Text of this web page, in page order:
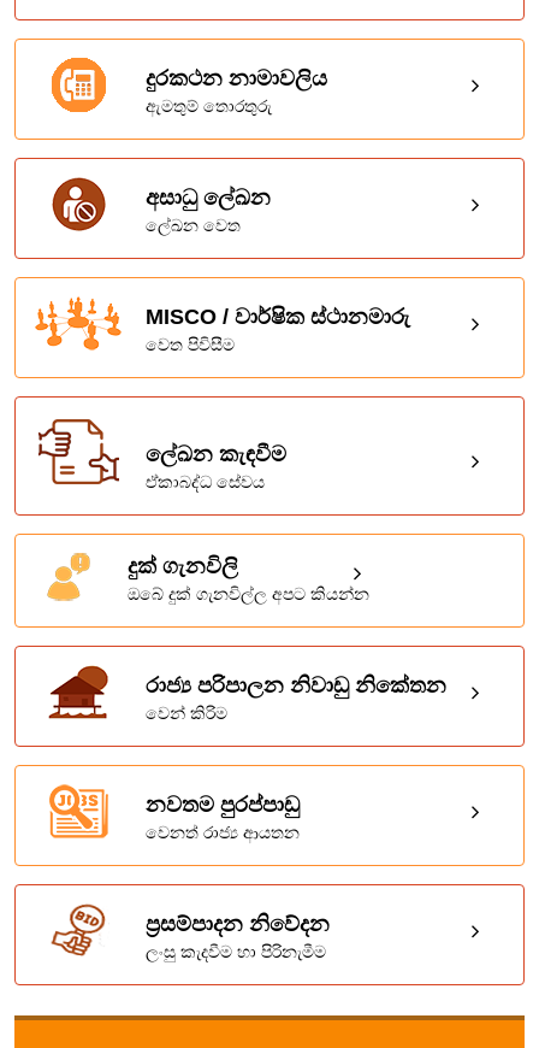
දුරකථන නාමාවලිය
ඇමතුම් තොරතුරු
අසාධු ලේඛන
ලේඛන වෙත
MISCO / වාර්ෂික ස්ථානමාරු
වෙත පිවිසීම
ලේඛන කැඳවීම
ඒකාබද්ධ සේවය
දුක් ගැනවිලි
ඔබේ දුක් ගැනවිල්ල අපට කියන්න
රාජ්‍ය පරිපාලන නිවාඩු නිකේතන
වෙන් කිරිම
නවතම පුරප්පාඩු
වෙනත් රාජ්‍ය ආයතන
ප්‍රසම්පාදන නිවේදන
ලංසු කැදවීම හා පිරිනැමීම